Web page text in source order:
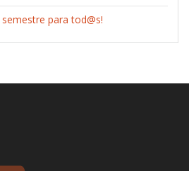
para tod@s!